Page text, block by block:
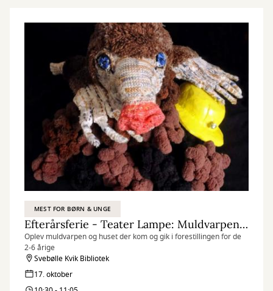
MEST FOR BØRN & UNGE
Efterårsferie - Teater Lampe: Muldvarpen og huset der kom og gik
Oplev muldvarpen og huset der kom og gik i forestillingen for de
2-6 årige
Svebølle Kvik Bibliotek
17. oktober